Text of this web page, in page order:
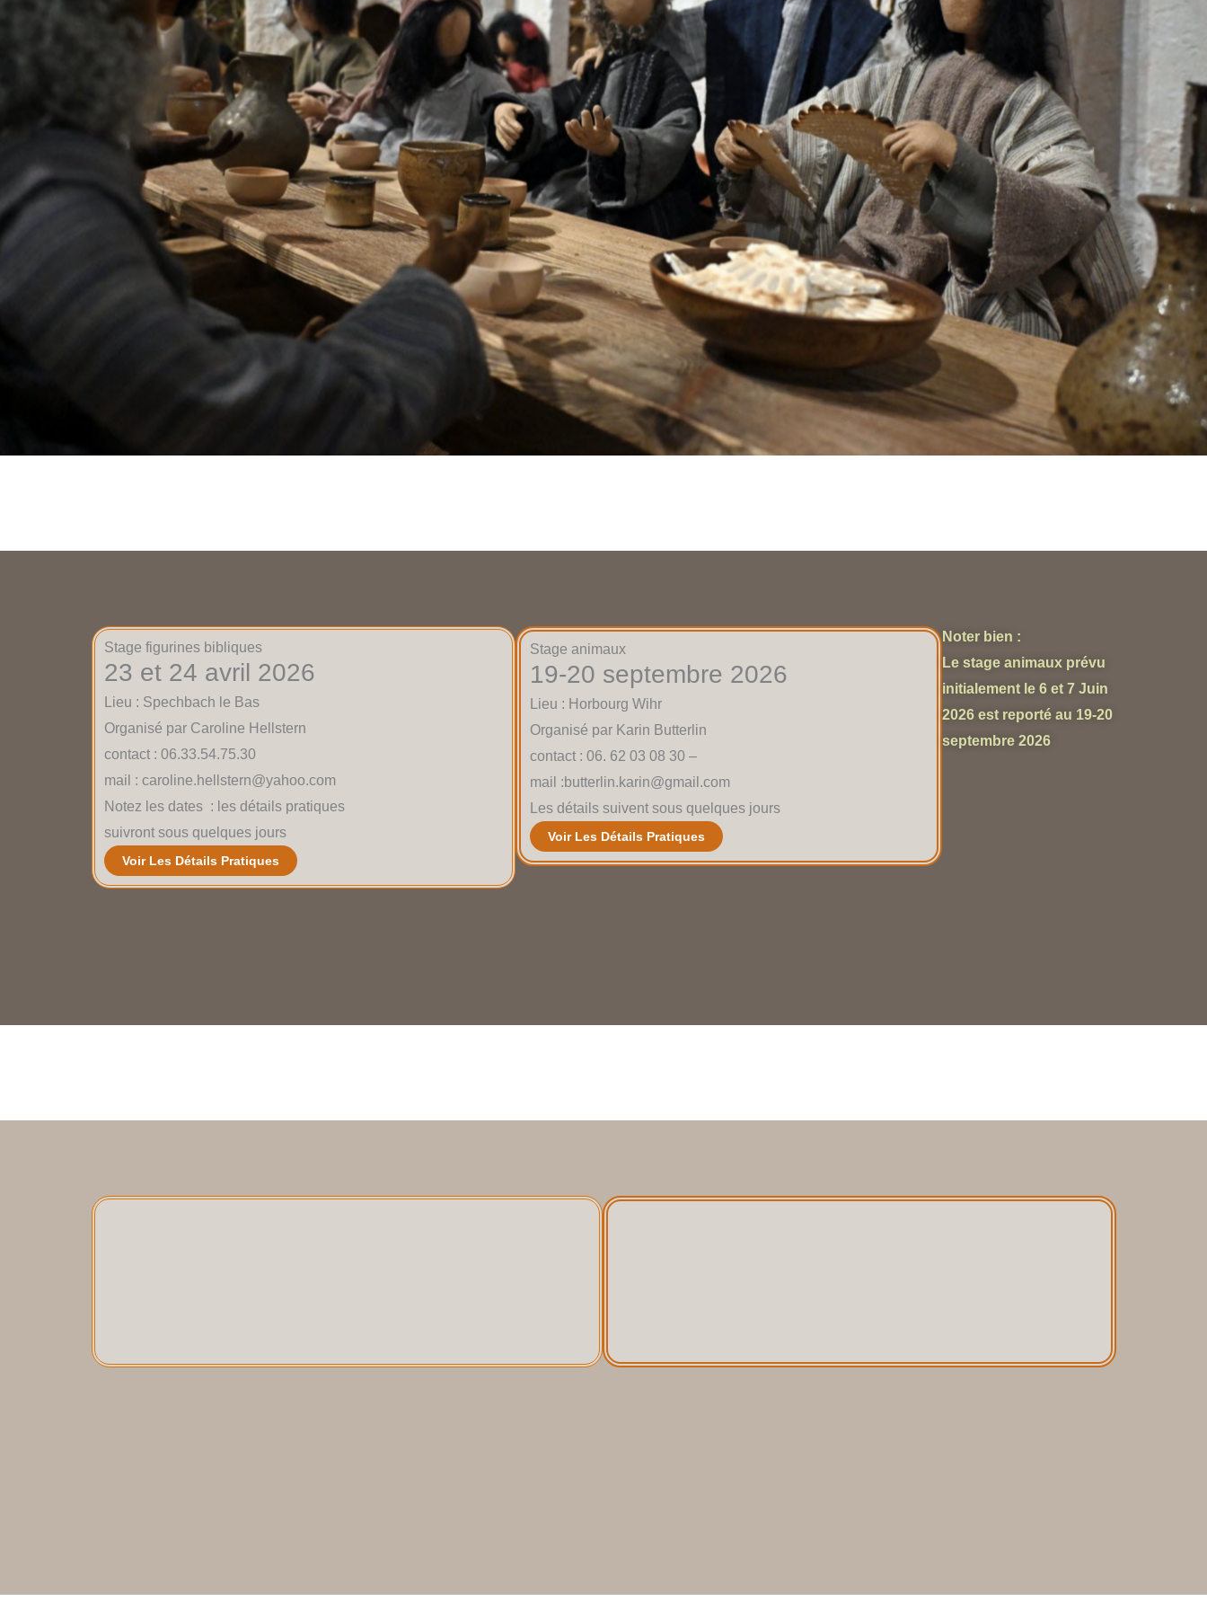
Stage figurines bibliques
23 et 24 avril 2026
Lieu : Spechbach le Bas
Organisé par Caroline Hellstern
contact : 06.33.54.75.30
mail : caroline.hellstern@yahoo.com
Notez les dates : les détails pratiques
suivront sous quelques jours
Voir Les Détails Pratiques
Stage animaux
19-20 septembre 2026
Lieu : Horbourg Wihr
Organisé par Karin Butterlin
contact : 06. 62 03 08 30 –
mail :butterlin.karin@gmail.com
Les détails suivent sous quelques jours
Voir Les Détails Pratiques
Noter bien :
Le stage animaux prévu
initialement le 6 et 7 Juin
2026 est reporté au 19-20
septembre 2026